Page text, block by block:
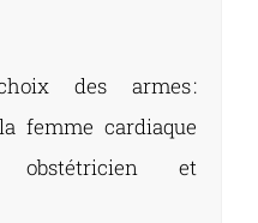
des armes :
femme cardiaque
obstétricien et